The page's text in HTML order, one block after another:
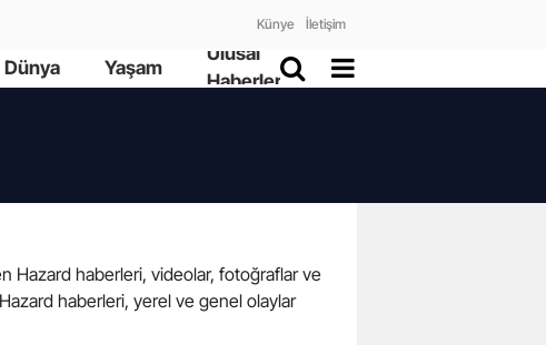
Künye İletişim
Dünya Yaşam
Ulusal
Haberler
Hazard haberleri, videolar, fotoğraflar ve
haberleri, yerel ve genel olaylar